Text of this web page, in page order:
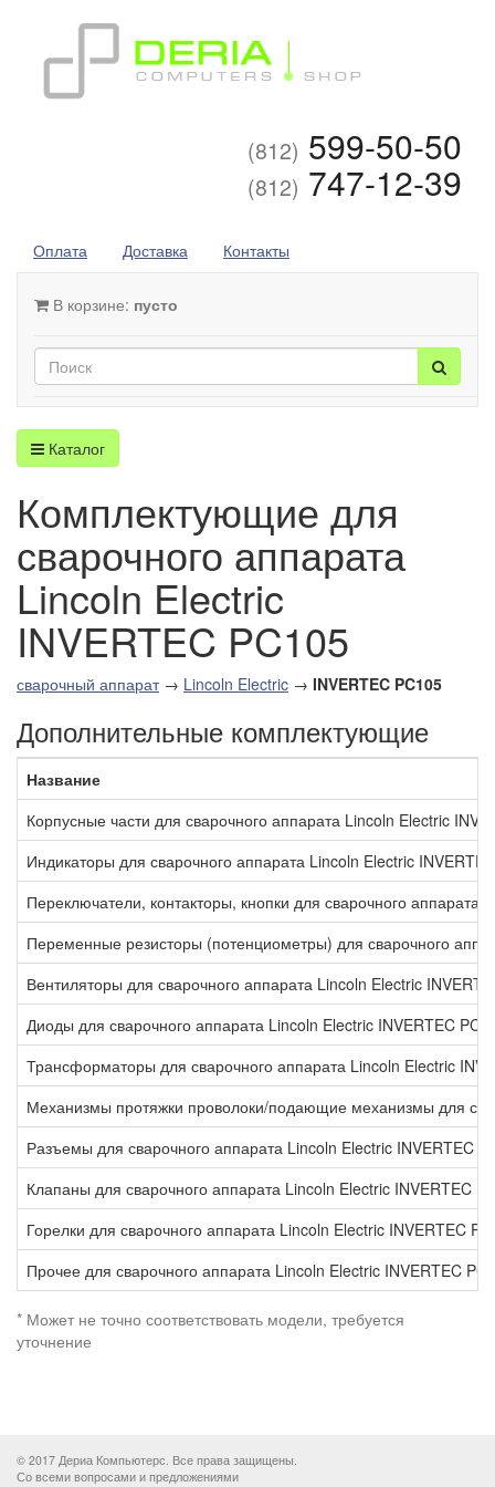
(812) 599-50-50
(812) 747-12-39
Оплата Доставка Контакты
В корзине: пусто
Каталог
Комплектующие для
сварочного аппарата
Lincoln Electric
INVERTEC PC105
сварочный аппарат→ Lincoln Electric → INVERTEC PC105
Дополнительные комплектующие
Название
Корпусные части для сварочного аппарата Lincoln Electric
Индикаторы для сварочного аппарата Lincoln Electric
Переключатели, контакторы, кнопки для сварочного аппарата
Переменные резисторы (потенциометры) для сварочного
Вентиляторы для сварочного аппарата Lincoln Electric
Диоды для сварочного аппарата Lincoln Electric INVERTEC
Трансформаторы для сварочного аппарата Lincoln Electric
Механизмы протяжки проволоки/подающие механизмы для
Разъемы для сварочного аппарата Lincoln Electric INVERTEC
Клапаны для сварочного аппарата Lincoln Electric INVERTEC
Горелки для сварочного аппарата Lincoln Electric INVERTEC
Прочее для сварочного аппарата Lincoln Electric INVERTEC
* Может не точно соответствовать модели, требуется
уточнение
© 2017 Дериа Компьютерс. Все права защищены.
Со всеми вопросами и предложениями